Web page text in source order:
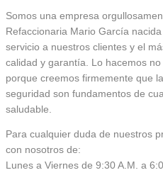
Somos una empresa
Refaccionaria Mario García
servicio a nuestros clientes y el
calidad y garantía. Lo hacemos
porque creemos firmemente que
seguridad son fundamentos de
saludable.
Para cualquier duda de nuestros
con nosotros de:
Lunes a Viernes de 9:30 A.M. a